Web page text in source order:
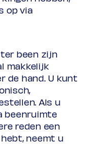
op via
been zijn
makkelijk
de hand. U kunt
Als u
beenruimte
reden een
neemt u